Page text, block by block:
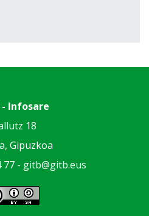
- Infosare
18
Gipuzkoa
77 - gitb@gitb.eus